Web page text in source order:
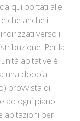
qui portati alle
che anche i
verso il
Per la
abitative è
una doppia
provvista di
ad ogni piano.
abitazioni per